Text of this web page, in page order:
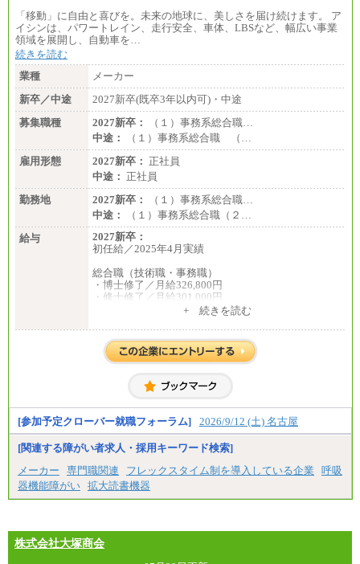
「移動」に自由と喜びを。未来の地球に、美しさを届け続けます。 ア
イシンは、パワートレイン、走行安全、車体、LBSなど、幅広い事業
領域を展開し、自動車を…
続きを読む
業種
メーカー
新卒／中途
2027新卒(既卒3年以内可)・中途
募集職種
2027新卒：
（１）事務系総合職…
中途：
（１）事務系総合職 （…
雇用形態
2027新卒： 正社員
中途： 正社員
勤務地
2027新卒：
（１）事務系総合職…
中途：
（１）事務系総合職（２…
給与
2027新卒：
初任給／2025年4月実績
総合職（技術職・事務職）
・博士修了／月給326,800円
・修士修了／月給301,000円
・大学卒／月給282,000円
・高専卒（本科）／月給256,000円
一般事務職
・高専卒（専攻科）／月給206,400円
・高専卒（本科）月給197,800円
・短大卒／月給197,800円
・専門卒（2年）／月給197,800円
※試用期間中も給与に変更はございません。
中途：
（１）（２）
月給：270,000円～
想定年収：490万円～1,100万円
・1,090万円/38歳・月給59万円 *残業代・家族手当
対象外
+ 続きを読む
[参加予定クローバー就職フォーラム] 2026/9/12 (土) 名古屋
[関連する障がい者求人・採用キーワード検索]
メーカー
専門職関連 フレックスタイム制を導入している企業
呼吸
器機能障がい 拡大読書機器
株式会社大塚商会